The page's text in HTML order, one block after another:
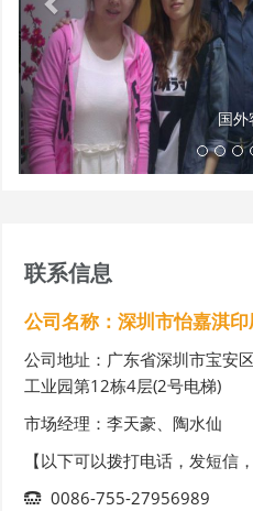
国外
联系信息
公司名称：深圳市怡嘉淇
公司地址：广东省深圳市宝安
工业园第12栋4层(2号电梯)
市场经理：李天豪、陶水仙
【以下可以拨打电话，发短信
0086-755-27956989